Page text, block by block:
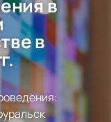
в
в